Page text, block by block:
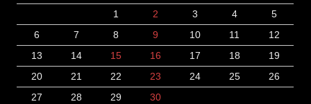
1
2 3 4
5
6
7 8 9 10 11
12
13
14 15 16 17 18
19
20
21 22 23 24 25
26
27
28 29 30